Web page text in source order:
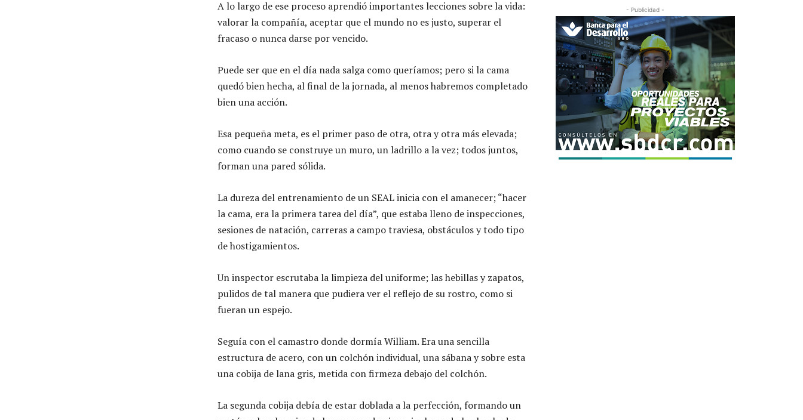
A lo largo de ese proceso aprendió importantes lecciones sobre la vida:
valorar la compañía, aceptar que el mundo no es justo, superar el
fracaso o nunca darse por vencido.
Puede ser que en el día nada salga como queríamos; pero si la cama
quedó bien hecha, al final de la jornada, al menos habremos completado
bien una acción.
Esa pequeña meta, es el primer paso de otra, otra y otra más elevada;
como cuando se construye un muro, un ladrillo a la vez; todos juntos,
forman una pared sólida.
La dureza del entrenamiento de un SEAL inicia con el amanecer; “hacer
la cama, era la primera tarea del día”, que estaba lleno de inspecciones,
sesiones de natación, carreras a campo traviesa, obstáculos y todo tipo
de hostigamientos.
Un inspector escrutaba la limpieza del uniforme; las hebillas y zapatos,
pulidos de tal manera que pudiera ver el reflejo de su rostro, como si
fueran un espejo.
Seguía con el camastro donde dormía William. Era una sencilla
estructura de acero, con un colchón individual, una sábana y sobre esta
una cobija de lana gris, metida con firmeza debajo del colchón.
La segunda cobija debía de estar doblada a la perfección, formando un
- Publicidad -